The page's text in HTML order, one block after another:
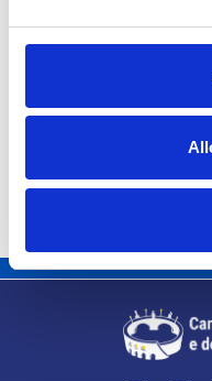
2025